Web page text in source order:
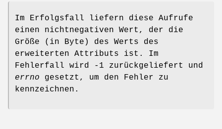
Im Erfolgsfall liefern diese Aufrufe
einen nichtnegativen Wert, der die
Größe (in Byte) des Werts des
erweiterten Attributs ist. Im
Fehlerfall wird -1 zurückgeliefert und
errno gesetzt, um den Fehler zu
kennzeichnen.